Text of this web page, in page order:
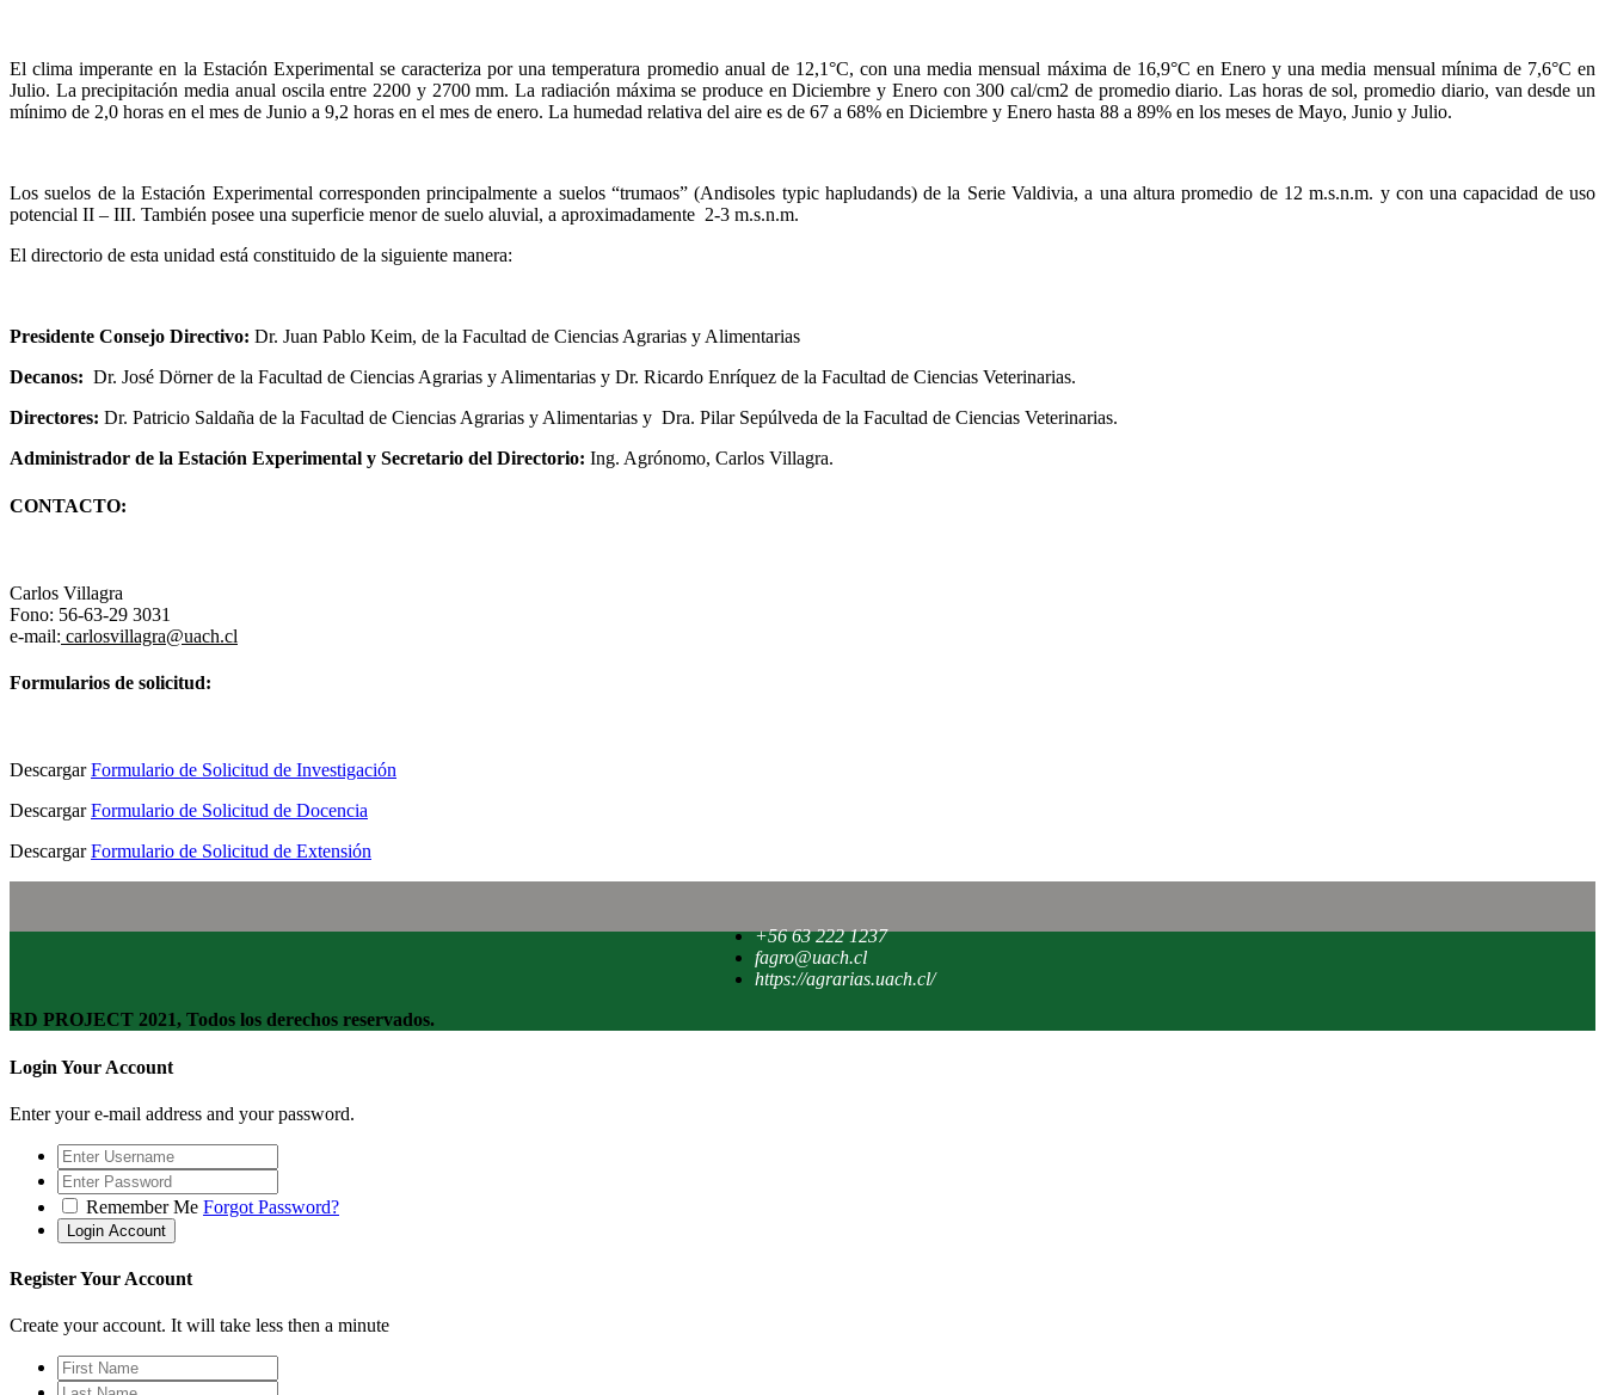
El clima imperante en la Estación Experimental se caracteriza por una temperatura promedio anual de 12,1°C, con una media mensual máxima de 16,9°C en Enero y una media mensual mínima de 7,6°C en
Julio. La precipitación media anual oscila entre 2200 y 2700 mm. La radiación máxima se produce en Diciembre y Enero con 300 cal/cm2 de promedio diario. Las horas de sol, promedio diario, van desde un
mínimo de 2,0 horas en el mes de Junio a 9,2 horas en el mes de enero. La humedad relativa del aire es de 67 a 68% en Diciembre y Enero hasta 88 a 89% en los meses de Mayo, Junio y Julio.
Los suelos de la Estación Experimental corresponden principalmente a suelos “trumaos” (Andisoles typic hapludands) de la Serie Valdivia, a una altura promedio de 12 m.s.n.m. y con una capacidad de uso
potencial II – III. También posee una superficie menor de suelo aluvial, a aproximadamente 2-3 m.s.n.m.
El directorio de esta unidad está constituido de la siguiente manera:
Presidente Consejo Directivo: Dr. Juan Pablo Keim, de la Facultad de Ciencias Agrarias y Alimentarias
Decanos: Dr. José Dörner de la Facultad de Ciencias Agrarias y Alimentarias y Dr. Ricardo Enríquez de la Facultad de Ciencias Veterinarias.
Directores: Dr. Patricio Saldaña de la Facultad de Ciencias Agrarias y Alimentarias y Dra. Pilar Sepúlveda de la Facultad de Ciencias Veterinarias.
Administrador de la Estación Experimental y Secretario del Directorio: Ing. Agrónomo, Carlos Villagra.
CONTACTO:
Carlos Villagra
Fono: 56-63-29 3031
e-mail: carlosvillagra@uach.cl
Formularios de solicitud:
DescargarFormulario de Solicitud de Investigación
DescargarFormulario de Solicitud de Docencia
DescargarFormulario de Solicitud de Extensión
+56 63 222 1237
fagro@uach.cl
https://agrarias.uach.cl/
RD PROJECT 2021, Todos los derechos reservados.
Login Your Account
Enter your e-mail address and your password.
Remember Me Forgot Password?
Register Your Account
Create your account. It will take less then a minute